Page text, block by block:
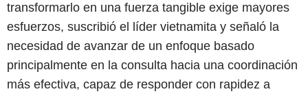
transformarlo en una fuerza tangible exige mayores
esfuerzos, suscribió el líder vietnamita y señaló la
necesidad de avanzar de un enfoque basado
principalmente en la consulta hacia una coordinación
más efectiva, capaz de responder con rapidez a